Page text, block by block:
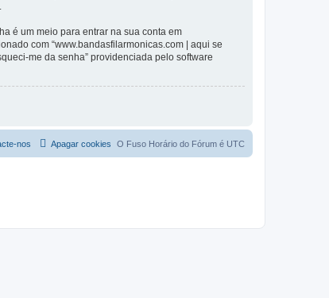
é um meio para entrar na sua conta em
com “www.bandasfilarmonicas.com | aqui se
me da senha” providenciada pelo software
O Fuso Horário do Fórum é UTC
Apagar cookies
nos